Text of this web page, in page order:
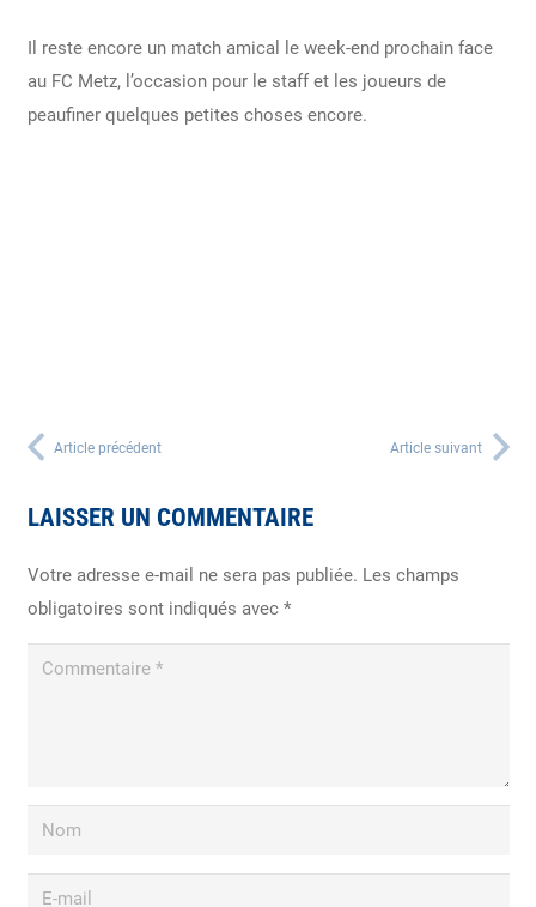
Il reste encore un match amical le week-end prochain face
au FC Metz, l’occasion pour le staff et les joueurs de
peaufiner quelques petites choses encore.
Article précédent Article suivant
LAISSER UN COMMENTAIRE
Votre adresse e-mail ne sera pas publiée. Les champs
obligatoires sont indiqués avec *